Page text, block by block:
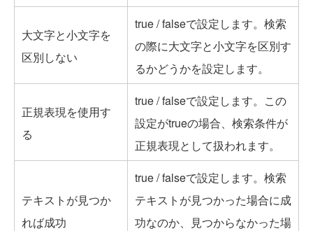
大文字と小文字を
区別しない
true / falseで設定します。検索
の際に大文字と小文字を区別す
るかどうかを設定します。
正規表現を使用す
る
true / falseで設定します。この
設定がtrueの場合、検索条件が
正規表現として扱われます。
テキストが見つか
れば成功
true / falseで設定します。検索
テキストが見つかった場合に成
功なのか、見つからなかった場